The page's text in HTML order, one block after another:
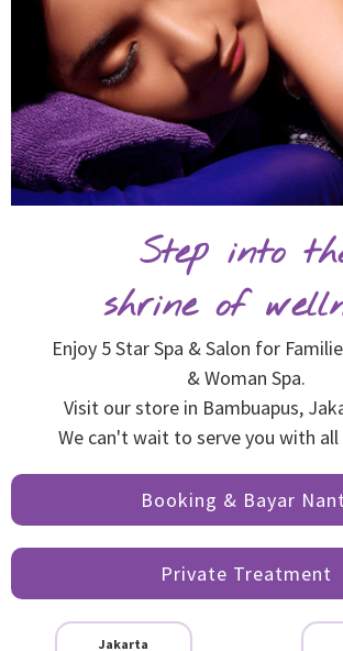
Step into
shrine of
Enjoy 5 Star Spa & Salon for
& Woman Spa.
Visit our store in Bambuapus,
We can't wait to serve you with all
Booking & Bayar
Private Treatment
Jakarta